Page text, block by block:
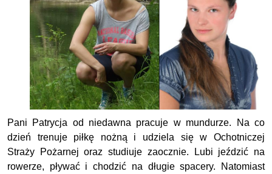
Pani Patrycja od niedawna pracuje w mundurze. Na co
dzień trenuje piłkę nożną i udziela się w Ochotniczej
Straży Pożarnej oraz studiuje zaocznie. Lubi jeździć na
rowerze, pływać i chodzić na długie spacery. Natomiast